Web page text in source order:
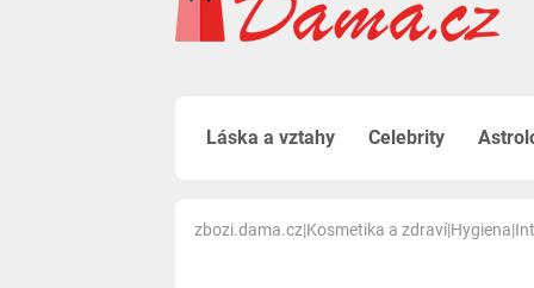
Láska a vztahy Celebrity
zbozi.dama.cz|Kosmetika a zdraví|Hygiena|